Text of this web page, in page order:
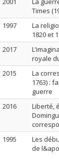
Times
1997
La
1820 et
2017
royale
2015
La
1763) :
guerre
2016
Liberté,
1995
Les
de